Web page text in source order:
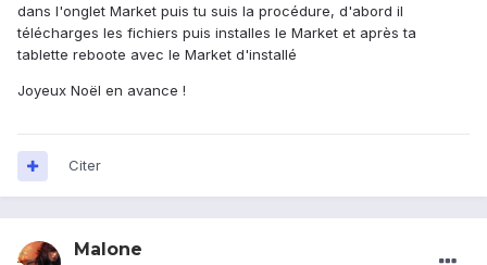
dans l'onglet Market puis tu suis la procédure, d'abord il
télécharges les fichiers puis installes le Market et après ta
tablette reboote avec le Market d'installé
Joyeux Noël en avance !
Citer
Malone